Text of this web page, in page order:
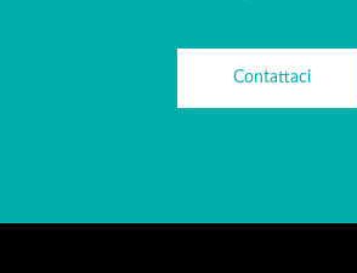
Contattaci